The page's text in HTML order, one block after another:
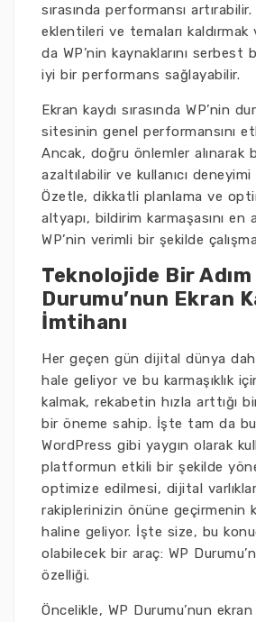
sırasında performansı
eklentileri ve temaları
da WP’nin kaynaklarını serbest
iyi bir performans sağlayabilir.
Ekran kaydı sırasında WP’nin
sitesinin genel performansını
Ancak, doğru önlemler alınarak
azaltılabilir ve kullanıcı
Özetle, dikkatli planlama ve
altyapı, bildirim karmaşasını en
WP’nin verimli bir şekilde
Teknolojide Bir Adım
Durumu’nun Ekran
İmtihanı
Her geçen gün dijital dünya
hale geliyor ve bu karmaşıklık
kalmak, rekabetin hızla arttığı
bir öneme sahip. İşte tam da
WordPress gibi yaygın olarak
platformun etkili bir şekilde
optimize edilmesi, dijital
rakiplerinizin önüne geçirmenin
haline geliyor. İşte size, bu
olabilecek bir araç: WP
özelliği.
Öncelikle, WP Durumu’nun